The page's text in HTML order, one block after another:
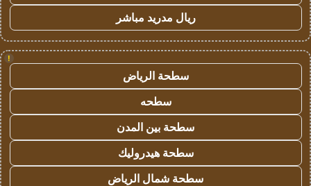
ريال مدريد مباشر
!
سطحة الرياض
سطحه
سطحة بين المدن
سطحة هيدروليك
سطحة شمال الرياض